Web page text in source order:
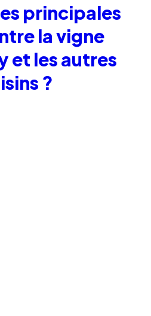
principales
la vigne
et les autres
?